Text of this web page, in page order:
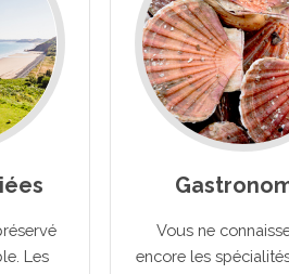
Les
Vous ne
encore les